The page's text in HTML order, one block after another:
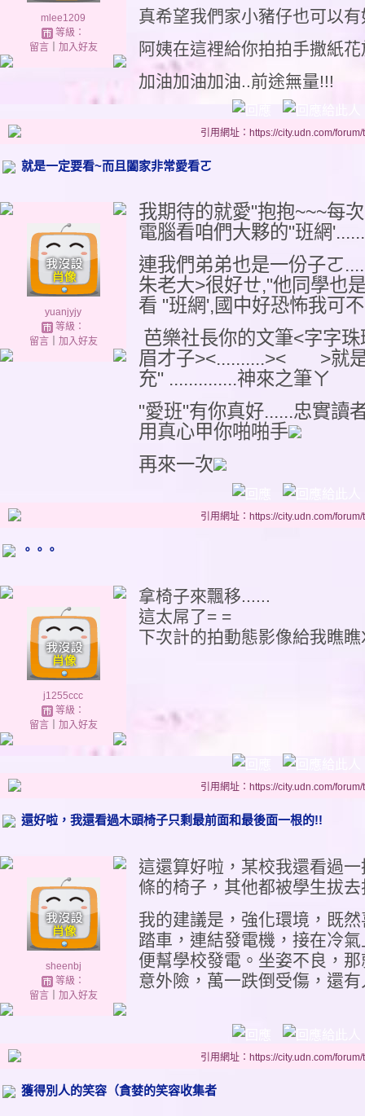
mlee1209
等級：
留言｜ 加入好友
真希望我們家小豬仔也可以
阿姨在這裡給你拍拍手撒紙
加油加油加油..前途無量!!!
引用網址：https://city.udn.com/
就是一定要看~而且闔家非常愛看ㄛ
yuanjyjy
等級：
留言｜ 加入好友
我期待的就愛"抱抱~~~每
電腦看咱們大夥的"班網
連我們弟弟也是一份子ㄛ
朱老大>很好ㄝ,"他同學也
看 "班網',國中好恐怖我可
芭樂社長你的文筆<字字
眉才子><..........>< >就
充" ..............神來之筆ㄚ
"愛班"有你真好......忠實讀
用真心甲你啪啪手
再來一次
引用網址：https://city.udn.com/
。。。
j1255ccc
等級：
留言｜ 加入好友
拿椅子來飄移......
這太屌了= =
下次計的拍動態影像給我瞧瞧
引用網址：https://city.udn.com/
還好啦，我還看過木頭椅子只剩最前面和最後面一根的!!
sheenbj
等級：
留言｜ 加入好友
這還算好啦，某校我還看過
條的椅子，其他都被學生拔
我的建議是，強化環境，既
踏車，連結發電機，接在冷
便幫學校發電。坐姿不良，
意外險，萬一跌倒受傷，還
引用網址：https://city.udn.com/
獲得別人的笑容（貪婪的笑容收集者